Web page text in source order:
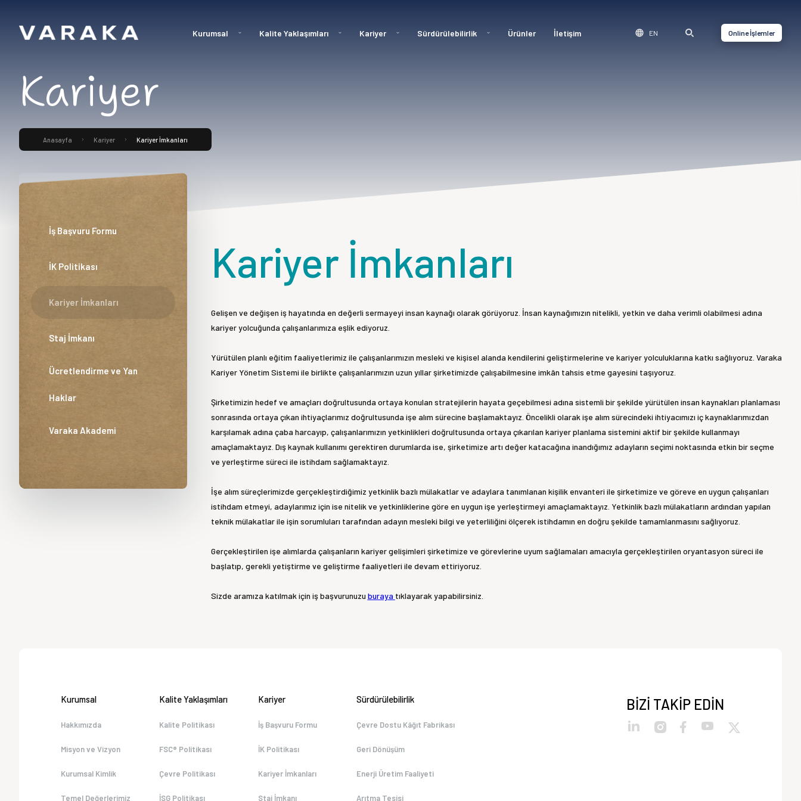
Kurumsal Kalite Yaklaşımları Kariyer Sürdürülebilirlik Ürünler İletişim EN Online İşlemler
Kariyer
Anasayfa Kariyer Kariyer İmkanları
İş Başvuru Formu
İK Politikası
Kariyer İmkanları
Staj İmkanı
Ücretlendirme ve Yan
Haklar
Varaka Akademi
Kariyer İmkanları
Gelişen ve değişen iş hayatında en değerli sermayeyi insan kaynağı olarak görüyoruz. İnsan kaynağımızın nitelikli, yetkin ve daha verimli olabilmesi adına
kariyer yolcuğunda çalışanlarımıza eşlik ediyoruz.
Yürütülen planlı eğitim faaliyetlerimiz ile çalışanlarımızın mesleki ve kişisel alanda kendilerini geliştirmelerine ve kariyer yolculuklarına katkı sağlıyoruz. Varaka
Kariyer Yönetim Sistemi ile birlikte çalışanlarımızın uzun yıllar şirketimizde çalışabilmesine imkân tahsis etme gayesini taşıyoruz.
Şirketimizin hedef ve amaçları doğrultusunda ortaya konulan stratejilerin hayata geçebilmesi adına sistemli bir şekilde yürütülen insan kaynakları planlaması
sonrasında ortaya çıkan ihtiyaçlarımız doğrultusunda işe alım sürecine başlamaktayız. Öncelikli olarak işe alım sürecindeki ihtiyacımızı iç kaynaklarımızdan
karşılamak adına çaba harcayıp, çalışanlarımızın yetkinlikleri doğrultusunda ortaya çıkarılan kariyer planlama sistemini aktif bir şekilde kullanmayı
amaçlamaktayız. Dış kaynak kullanımı gerektiren durumlarda ise, şirketimize artı değer katacağına inandığımız adayların seçimi noktasında etkin bir seçme
ve yerleştirme süreci ile istihdam sağlamaktayız.
İşe alım süreçlerimizde gerçekleştirdiğimiz yetkinlik bazlı mülakatlar ve adaylara tanımlanan kişilik envanteri ile şirketimize ve göreve en uygun çalışanları
istihdam etmeyi, adaylarımız için ise nitelik ve yetkinliklerine göre en uygun işe yerleştirmeyi amaçlamaktayız. Yetkinlik bazlı mülakatların ardından yapılan
teknik mülakatlar ile işin sorumluları tarafından adayın mesleki bilgi ve yeterliliğini ölçerek istihdamın en doğru şekilde tamamlanmasını sağlıyoruz.
Gerçekleştirilen işe alımlarda çalışanların kariyer gelişimleri şirketimize ve görevlerine uyum sağlamaları amacıyla gerçekleştirilen oryantasyon süreci ile
başlatıp, gerekli yetiştirme ve geliştirme faaliyetleri ile devam ettiriyoruz.
Sizde aramıza katılmak için iş başvurunuzu buraya tıklayarak yapabilirsiniz.
Kurumsal
Hakkımızda
Misyon ve Vizyon
Kurumsal Kimlik
Temel Değerlerimiz
Kalite Yaklaşımları
Kalite Politikası
FSC® Politikası
Çevre Politikası
İSG Politikası
Kariyer
İş Başvuru Formu
İK Politikası
Kariyer İmkanları
Staj İmkanı
Sürdürülebilirlik
Çevre Dostu Kâğıt Fabrikası
Geri Dönüşüm
Enerji Üretim Faaliyeti
Arıtma Tesisi
BİZİ TAKİP EDİN